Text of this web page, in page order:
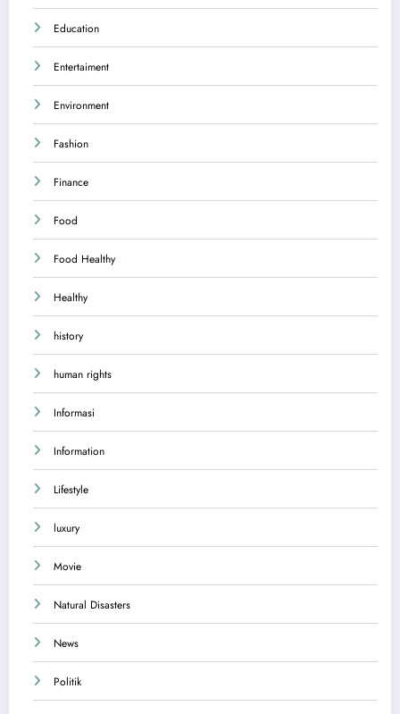
Education
Entertaiment
Environment
Fashion
Finance
Food
Food Healthy
Healthy
history
human rights
Informasi
Information
Lifestyle
luxury
Movie
Natural Disasters
News
Politik